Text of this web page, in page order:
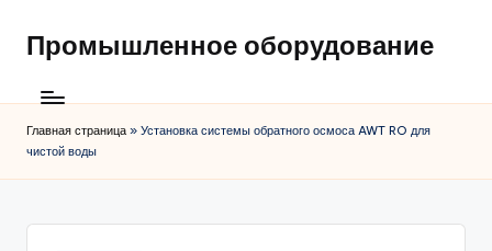
Промышленное оборудование
Главная страница » Установка системы обратного осмоса AWT RO для
чистой воды